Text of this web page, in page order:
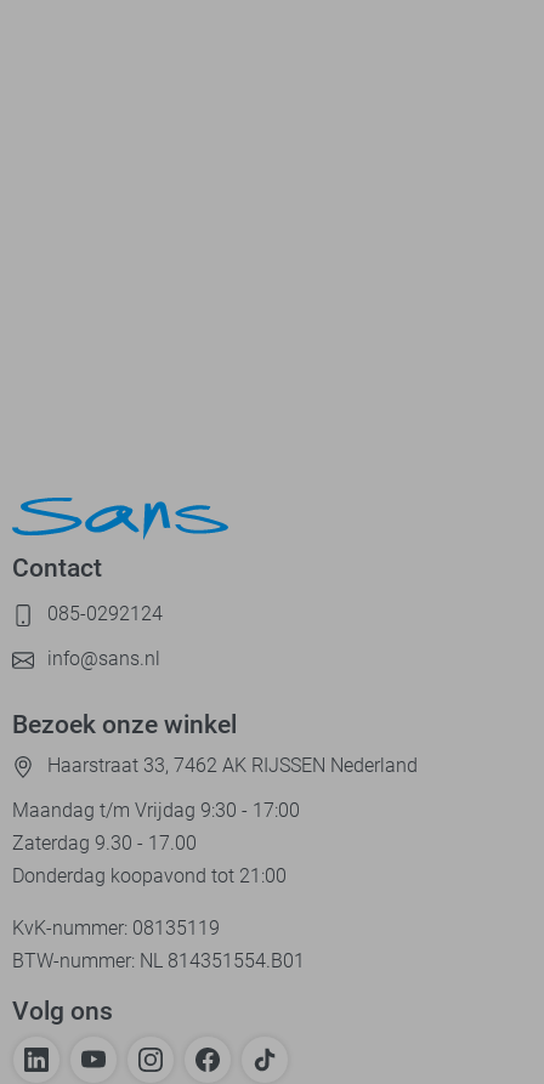
Contact
085-0292124
info@sans.nl
Bezoek onze winkel
Haarstraat 33, 7462 AK RIJSSEN Nederland
Maandag t/m Vrijdag 9:30 - 17:00
Zaterdag 9.30 - 17.00
Donderdag koopavond tot 21:00
KvK-nummer: 08135119
BTW-nummer: NL 814351554.B01
Volg ons